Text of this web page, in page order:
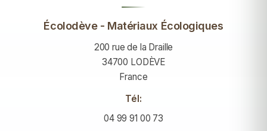
Écolodève - Matériaux Écologiques
200 rue de la Draille
34700 LODÈVE
France
Tél:
04 99 91 00 73